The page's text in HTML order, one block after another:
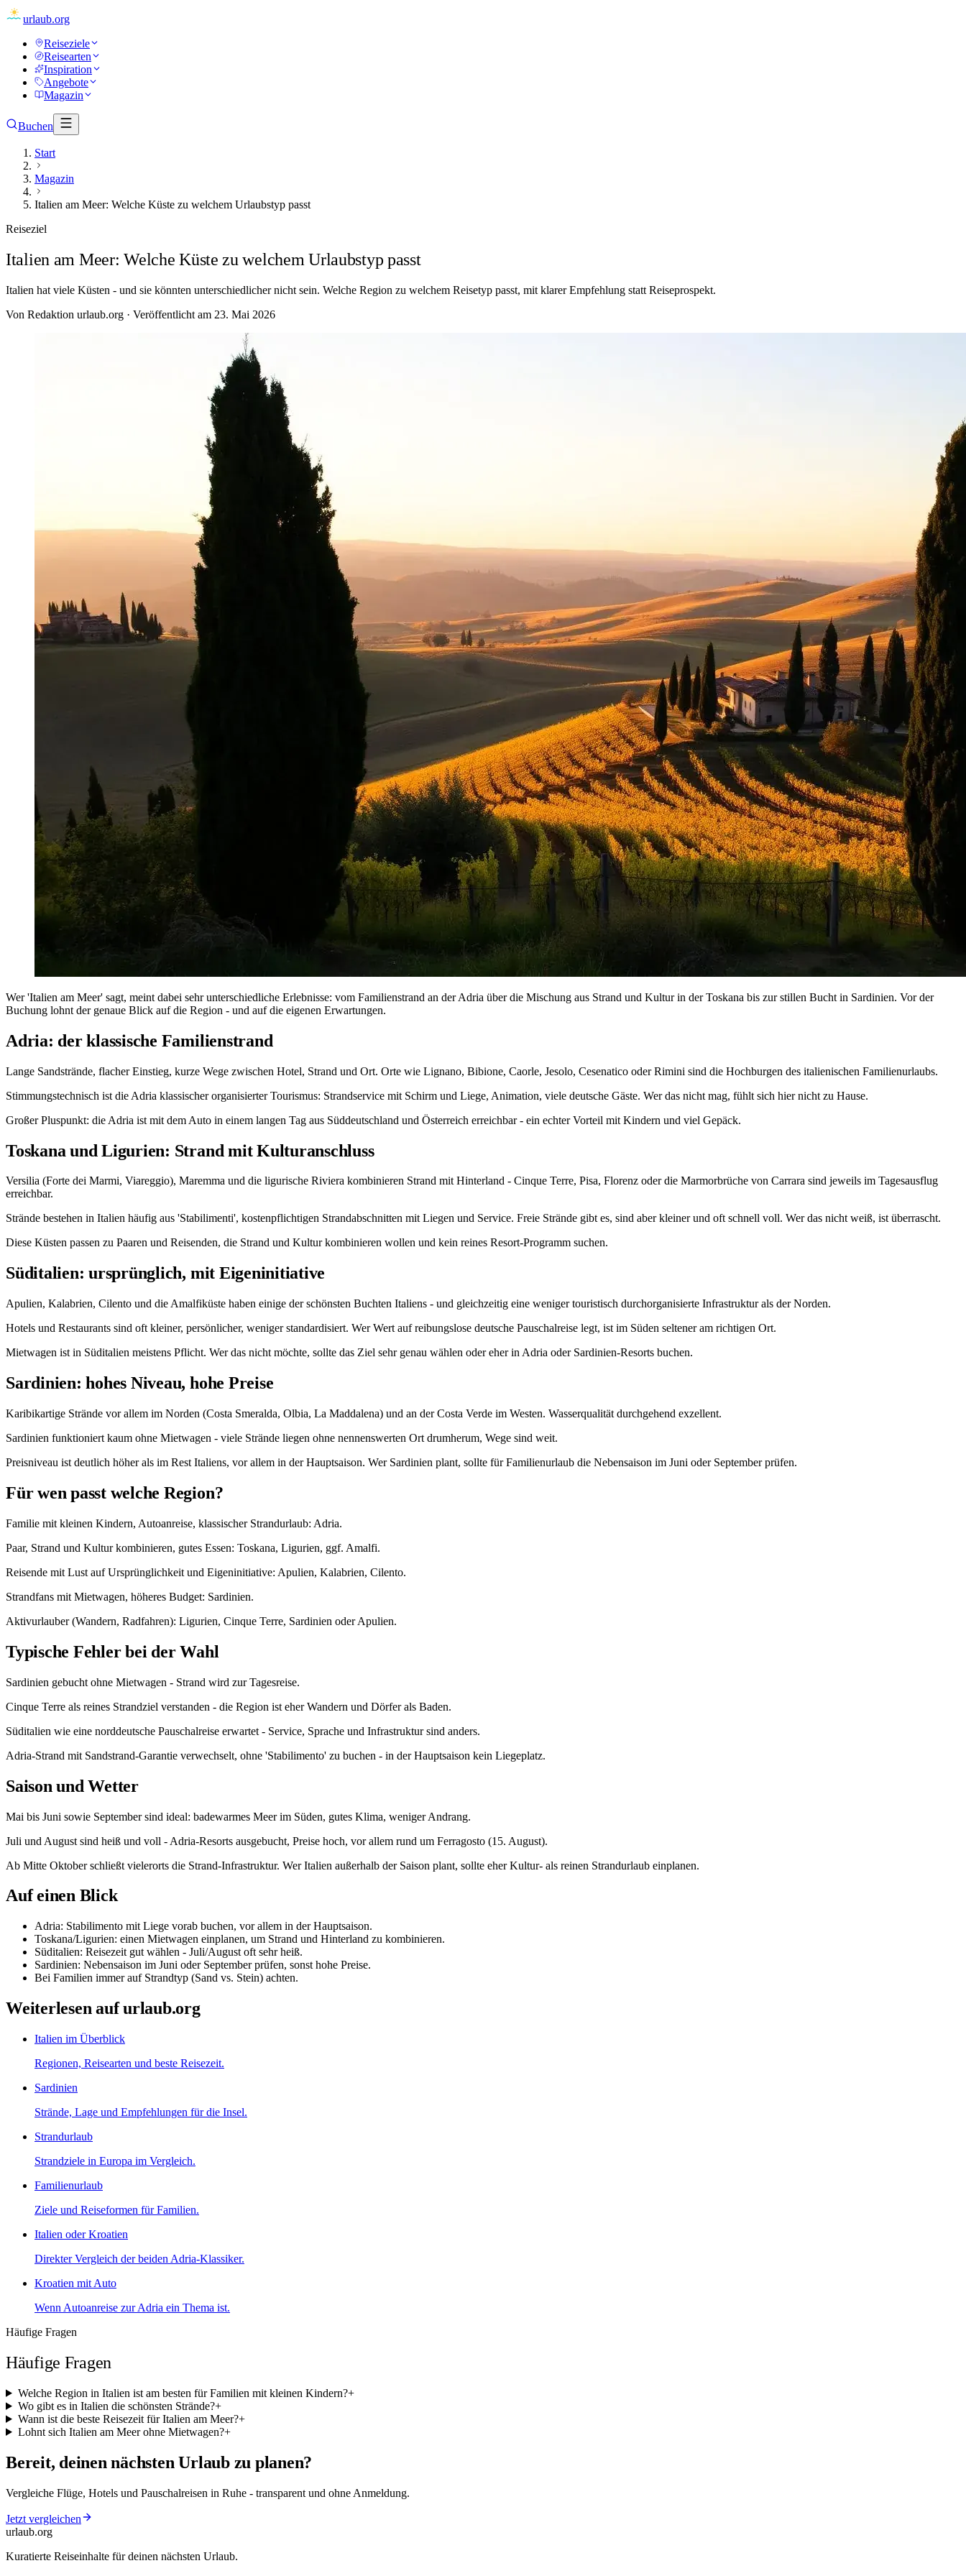
urlaub.org
Reiseziele
Reisearten
Inspiration
Angebote
Magazin
Buchen
Start
Magazin
Italien am Meer: Welche Küste zu welchem Urlaubstyp passt
Reiseziel
Italien am Meer: Welche Küste zu welchem Urlaubstyp passt
Italien hat viele Küsten - und sie könnten unterschiedlicher nicht sein. Welche Region zu welchem Reisetyp passt, mit klarer Empfehlung statt Reiseprospekt.
Von Redaktion urlaub.org · Veröffentlicht am 23. Mai 2026
Wer 'Italien am Meer' sagt, meint dabei sehr unterschiedliche Erlebnisse: vom Familienstrand an der Adria über die Mischung aus Strand und Kultur in der Toskana bis zur stillen Bucht in Sardinien. Vor der
Buchung lohnt der genaue Blick auf die Region - und auf die eigenen Erwartungen.
Adria: der klassische Familienstrand
Lange Sandstrände, flacher Einstieg, kurze Wege zwischen Hotel, Strand und Ort. Orte wie Lignano, Bibione, Caorle, Jesolo, Cesenatico oder Rimini sind die Hochburgen des italienischen Familienurlaubs.
Stimmungstechnisch ist die Adria klassischer organisierter Tourismus: Strandservice mit Schirm und Liege, Animation, viele deutsche Gäste. Wer das nicht mag, fühlt sich hier nicht zu Hause.
Großer Pluspunkt: die Adria ist mit dem Auto in einem langen Tag aus Süddeutschland und Österreich erreichbar - ein echter Vorteil mit Kindern und viel Gepäck.
Toskana und Ligurien: Strand mit Kulturanschluss
Versilia (Forte dei Marmi, Viareggio), Maremma und die ligurische Riviera kombinieren Strand mit Hinterland - Cinque Terre, Pisa, Florenz oder die Marmorbrüche von Carrara sind jeweils im Tagesausflug
erreichbar.
Strände bestehen in Italien häufig aus 'Stabilimenti', kostenpflichtigen Strandabschnitten mit Liegen und Service. Freie Strände gibt es, sind aber kleiner und oft schnell voll. Wer das nicht weiß, ist überrascht.
Diese Küsten passen zu Paaren und Reisenden, die Strand und Kultur kombinieren wollen und kein reines Resort-Programm suchen.
Süditalien: ursprünglich, mit Eigeninitiative
Apulien, Kalabrien, Cilento und die Amalfiküste haben einige der schönsten Buchten Italiens - und gleichzeitig eine weniger touristisch durchorganisierte Infrastruktur als der Norden.
Hotels und Restaurants sind oft kleiner, persönlicher, weniger standardisiert. Wer Wert auf reibungslose deutsche Pauschalreise legt, ist im Süden seltener am richtigen Ort.
Mietwagen ist in Süditalien meistens Pflicht. Wer das nicht möchte, sollte das Ziel sehr genau wählen oder eher in Adria oder Sardinien-Resorts buchen.
Sardinien: hohes Niveau, hohe Preise
Karibikartige Strände vor allem im Norden (Costa Smeralda, Olbia, La Maddalena) und an der Costa Verde im Westen. Wasserqualität durchgehend exzellent.
Sardinien funktioniert kaum ohne Mietwagen - viele Strände liegen ohne nennenswerten Ort drumherum, Wege sind weit.
Preisniveau ist deutlich höher als im Rest Italiens, vor allem in der Hauptsaison. Wer Sardinien plant, sollte für Familienurlaub die Nebensaison im Juni oder September prüfen.
Für wen passt welche Region?
Familie mit kleinen Kindern, Autoanreise, klassischer Strandurlaub: Adria.
Paar, Strand und Kultur kombinieren, gutes Essen: Toskana, Ligurien, ggf. Amalfi.
Reisende mit Lust auf Ursprünglichkeit und Eigeninitiative: Apulien, Kalabrien, Cilento.
Strandfans mit Mietwagen, höheres Budget: Sardinien.
Aktivurlauber (Wandern, Radfahren): Ligurien, Cinque Terre, Sardinien oder Apulien.
Typische Fehler bei der Wahl
Sardinien gebucht ohne Mietwagen - Strand wird zur Tagesreise.
Cinque Terre als reines Strandziel verstanden - die Region ist eher Wandern und Dörfer als Baden.
Süditalien wie eine norddeutsche Pauschalreise erwartet - Service, Sprache und Infrastruktur sind anders.
Adria-Strand mit Sandstrand-Garantie verwechselt, ohne 'Stabilimento' zu buchen - in der Hauptsaison kein Liegeplatz.
Saison und Wetter
Mai bis Juni sowie September sind ideal: badewarmes Meer im Süden, gutes Klima, weniger Andrang.
Juli und August sind heiß und voll - Adria-Resorts ausgebucht, Preise hoch, vor allem rund um Ferragosto (15. August).
Ab Mitte Oktober schließt vielerorts die Strand-Infrastruktur. Wer Italien außerhalb der Saison plant, sollte eher Kultur- als reinen Strandurlaub einplanen.
Auf einen Blick
Adria: Stabilimento mit Liege vorab buchen, vor allem in der Hauptsaison.
Toskana/Ligurien: einen Mietwagen einplanen, um Strand und Hinterland zu kombinieren.
Süditalien: Reisezeit gut wählen - Juli/August oft sehr heiß.
Sardinien: Nebensaison im Juni oder September prüfen, sonst hohe Preise.
Bei Familien immer auf Strandtyp (Sand vs. Stein) achten.
Weiterlesen auf urlaub.org
Italien im Überblick
Regionen, Reisearten und beste Reisezeit.
Sardinien
Strände, Lage und Empfehlungen für die Insel.
Strandurlaub
Strandziele in Europa im Vergleich.
Familienurlaub
Ziele und Reiseformen für Familien.
Italien oder Kroatien
Direkter Vergleich der beiden Adria-Klassiker.
Kroatien mit Auto
Wenn Autoanreise zur Adria ein Thema ist.
Häufige Fragen
Häufige Fragen
Welche Region in Italien ist am besten für Familien mit kleinen Kindern?+
Wo gibt es in Italien die schönsten Strände?+
Wann ist die beste Reisezeit für Italien am Meer?+
Lohnt sich Italien am Meer ohne Mietwagen?+
Bereit, deinen nächsten Urlaub zu planen?
Vergleiche Flüge, Hotels und Pauschalreisen in Ruhe - transparent und ohne Anmeldung.
Jetzt vergleichen
urlaub.org
Kuratierte Reiseinhalte für deinen nächsten Urlaub.